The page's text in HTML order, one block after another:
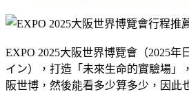
EXPO 2025大阪世界博覽會（2025
イン），打造「未來生命的實驗場」
阪世博，然後能看多少算多少，因此